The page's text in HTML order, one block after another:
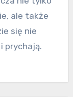
ale także
się nie
prychają.